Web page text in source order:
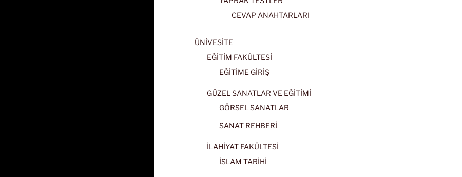
CEVAP ANAHTARLARI
ÜNİVESİTE
EĞİTİM FAKÜLTESİ
EĞİTİME GİRİŞ
GÜZEL SANATLAR VE EĞİTİMİ
GÖRSEL SANATLAR
SANAT REHBERİ
İLAHİYAT FAKÜLTESİ
İSLAM TARİHİ